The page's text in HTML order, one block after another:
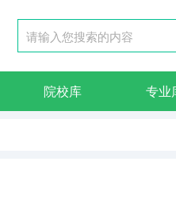
院校库 专业